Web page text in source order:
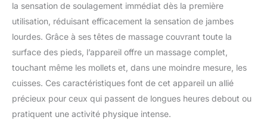
rotations et de vitesses.
Sélectionnez une durée
de séance entre 10, 15 et
20 minutes pour une
séance de massage
apaisante. Facile à
modifier et à utiliser. Il est
doté d'un panneau
tactile à DEL qui vous
la sensation de soulagement immédiat dès la première
utilisation, réduisant efficacement la sensation de jambes
lourdes. Grâce à ses têtes de massage couvrant toute la
surface des pieds, l’appareil offre un massage complet,
touchant même les mollets et, dans une moindre mesure, les
cuisses. Ces caractéristiques font de cet appareil un allié
précieux pour ceux qui passent de longues heures debout ou
pratiquent une activité physique intense.